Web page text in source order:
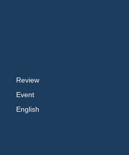
Review
Event
English